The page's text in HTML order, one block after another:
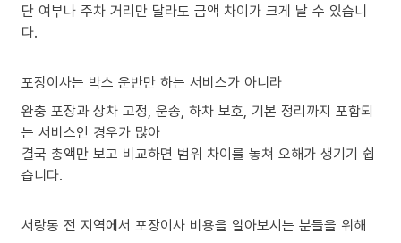
단 여부나 주차 거리만 달라도 금액 차이가 크게 날 수 있습니
다.
포장이사는 박스 운반만 하는 서비스가 아니라
완충 포장과 상차 고정, 운송, 하차 보호, 기본 정리까지 포함되
는 서비스인 경우가 많아
결국 총액만 보고 비교하면 범위 차이를 놓쳐 오해가 생기기 쉽
습니다.
서랑동 전 지역에서 포장이사 비용을 알아보시는 분들을 위해